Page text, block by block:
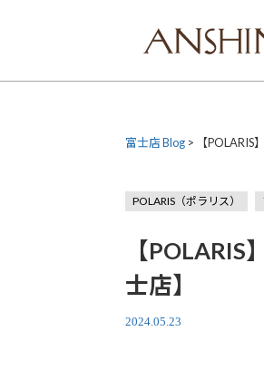
富士店 Blog > 【
POLARIS（ポラリス）
【
士店】
2024.05.23